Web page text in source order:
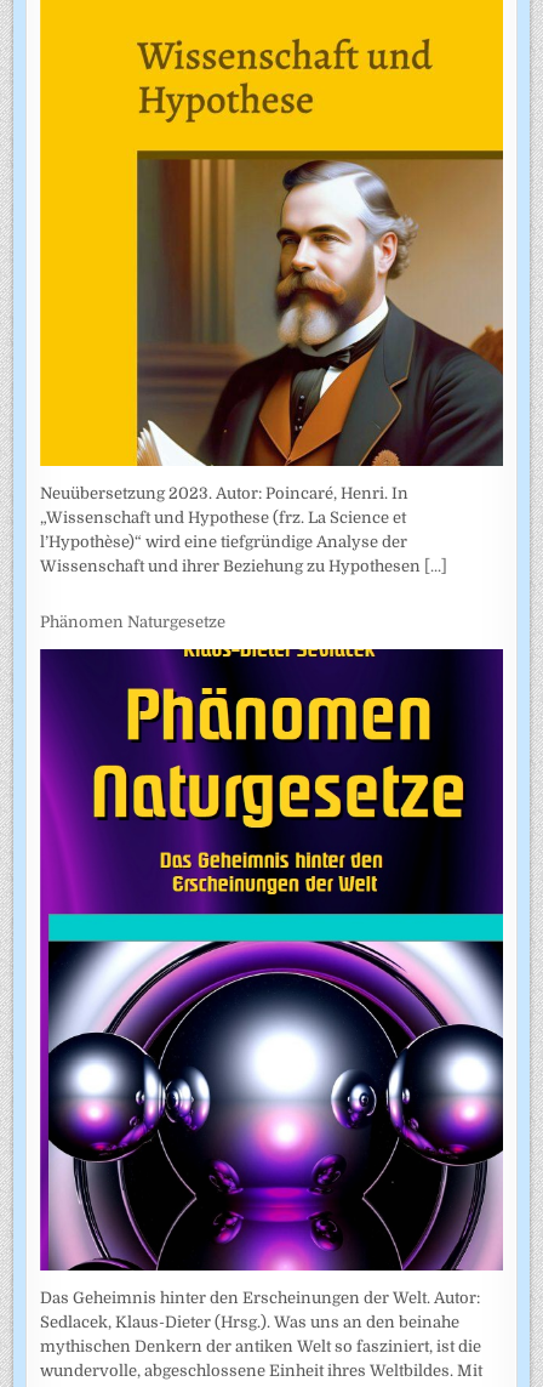
Neuübersetzung 2023. Autor: Poincaré, Henri. In
„Wissenschaft und Hypothese (frz. La Science et
l’Hypothèse)“ wird eine tiefgründige Analyse der
Wissenschaft und ihrer Beziehung zu Hypothesen [...]
Phänomen Naturgesetze
Das Geheimnis hinter den Erscheinungen der Welt. Autor:
Sedlacek, Klaus-Dieter (Hrsg.). Was uns an den beinahe
mythischen Denkern der antiken Welt so fasziniert, ist die
wundervolle, abgeschlossene Einheit ihres Weltbildes. Mit